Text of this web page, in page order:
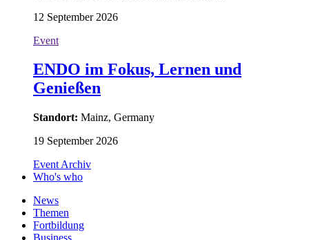
12 September 2026
Event
ENDO im Fokus, Lernen und
Genießen
Standort: Mainz, Germany
19 September 2026
Event Archiv
Who's who
News
Themen
Fortbildung